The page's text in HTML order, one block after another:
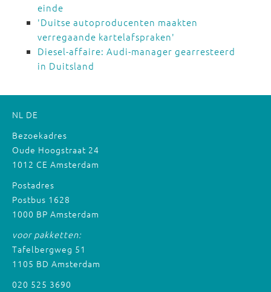
einde
'Duitse autoproducenten maakten
verregaande kartelafspraken'
Diesel-affaire: Audi-manager gearresteerd
in Duitsland
NL DE
Bezoekadres
Oude Hoogstraat 24
1012 CE Amsterdam
Postadres
Postbus 1628
1000 BP Amsterdam
voor pakketten:
Tafelbergweg 51
1105 BD Amsterdam
020 525 3690